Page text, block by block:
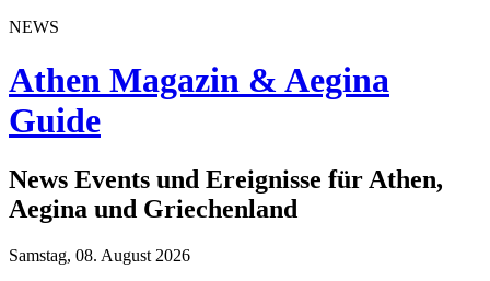
NEWS
Athen Magazin & Aegina
Guide
News Events und Ereignisse für Athen,
Aegina und Griechenland
Samstag, 08. August 2026